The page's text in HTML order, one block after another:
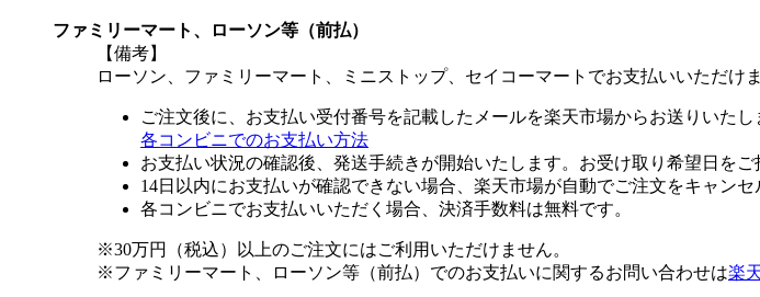
ファミリーマート、ローソン等（前払）
【備考】
ローソン、ファミリーマート、ミニストップ、セイコーマートでお支払いいただけま
ご注文後に、お支払い受付番号を記載したメールを楽天市場からお送りいたし
各コンビニでのお支払い方法
お支払い状況の確認後、発送手続きが開始いたします。お受け取り希望日を
14日以内にお支払いが確認できない場合、楽天市場が自動でご注文をキャンセ
各コンビニでお支払いいただく場合、決済手数料は無料です。
※30万円（税込）以上のご注文にはご利用いただけません。
※ファミリーマート、ローソン等（前払）でのお支払いに関するお問い合わせは楽